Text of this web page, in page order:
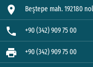
location_on Beştepe mah. 192180
phone +90 (342) 909 75 00
print +90 (342) 909 75 00